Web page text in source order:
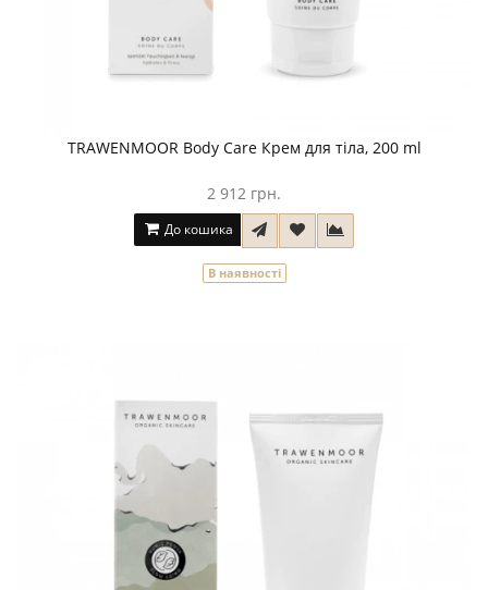
TRAWENMOOR Body Care Крем для тіла, 200 ml
2 912 грн.
До кошика
В наявності